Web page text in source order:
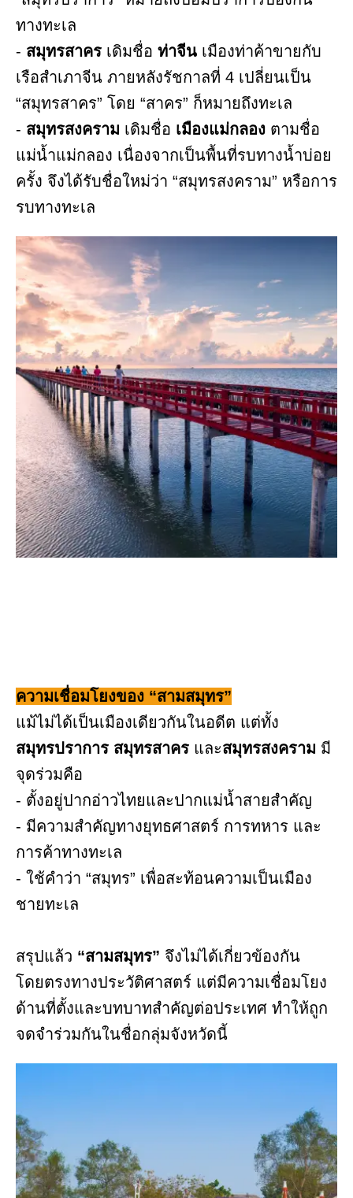
ทางทะเล
- สมุทรสาคร เดิมชื่อ ท่าจีน เมืองท่าค้าขายกับ
เรือสำเภาจีน ภายหลังรัชกาลที่ 4 เปลี่ยนเป็น
“สมุทรสาคร” โดย “สาคร” ก็หมายถึงทะเล
- สมุทรสงคราม เดิมชื่อ เมืองแม่กลอง ตามชื่อ
แม่น้ำแม่กลอง เนื่องจากเป็นพื้นที่รบทางน้ำบ่อย
ครั้ง จึงได้รับชื่อใหม่ว่า “สมุทรสงคราม” หรือการ
รบทางทะเล
ความเชื่อมโยงของ “สามสมุทร”
แม้ไม่ได้เป็นเมืองเดียวกันในอดีต แต่ทั้ง
สมุทรปราการ สมุทรสาคร และสมุทรสงคราม มี
จุดร่วมคือ
- ตั้งอยู่ปากอ่าวไทยและปากแม่น้ำสายสำคัญ
- มีความสำคัญทางยุทธศาสตร์ การทหาร และ
การค้าทางทะเล
- ใช้คำว่า “สมุทร” เพื่อสะท้อนความเป็นเมือง
ชายทะเล
สรุปแล้ว “สามสมุทร” จึงไม่ได้เกี่ยวข้องกัน
โดยตรงทางประวัติศาสตร์ แต่มีความเชื่อมโยง
ด้านที่ตั้งและบทบาทสำคัญต่อประเทศ ทำให้ถูก
จดจำร่วมกันในชื่อกลุ่มจังหวัดนี้